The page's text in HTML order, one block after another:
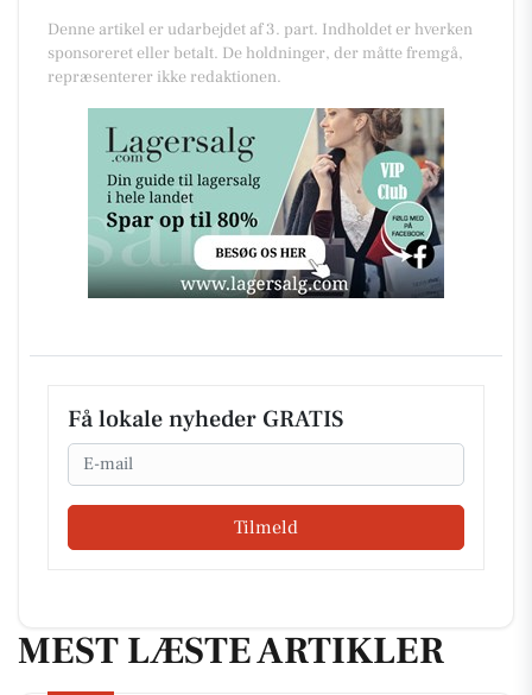
Denne artikel er udarbejdet af 3. part. Indholdet er hverken
sponsoreret eller betalt. De holdninger, der måtte fremgå,
repræsenterer ikke redaktionen.
Få lokale nyheder GRATIS
Email
Tilmeld
MEST LÆSTE ARTIKLER